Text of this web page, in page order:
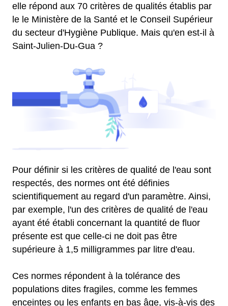
elle répond aux 70 critères de qualités établis par
le le Ministère de la Santé et le Conseil Supérieur
du secteur d'Hygiène Publique. Mais qu'en est-il à
Saint-Julien-Du-Gua ?
Pour définir si les critères de qualité de l'eau sont
respectés, des normes ont été définies
scientifiquement au regard d'un paramètre. Ainsi,
par exemple, l'un des critères de qualité de l'eau
ayant été établi concernant la quantité de fluor
présente est que celle-ci ne doit pas être
supérieure à 1,5 milligrammes par litre d'eau.
Ces normes répondent à la tolérance des
populations dites fragiles, comme les femmes
enceintes ou les enfants en bas âge, vis-à-vis des